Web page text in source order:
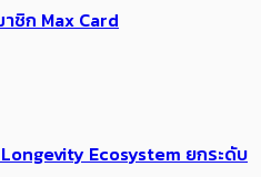
ชิก Max Card
Ecosystem ยกระดับ